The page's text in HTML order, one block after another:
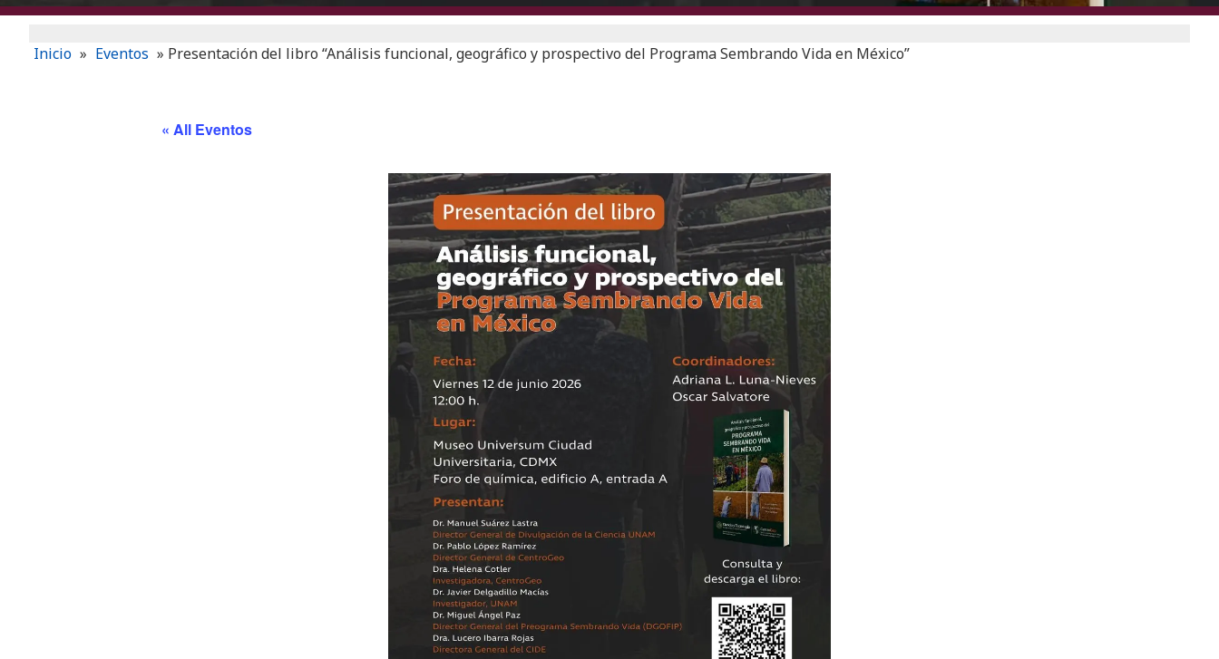
Inicio » Eventos » Presentación del libro “Análisis funcional, geográfico y prospectivo del Programa Sembrando Vida en México”
« All Eventos